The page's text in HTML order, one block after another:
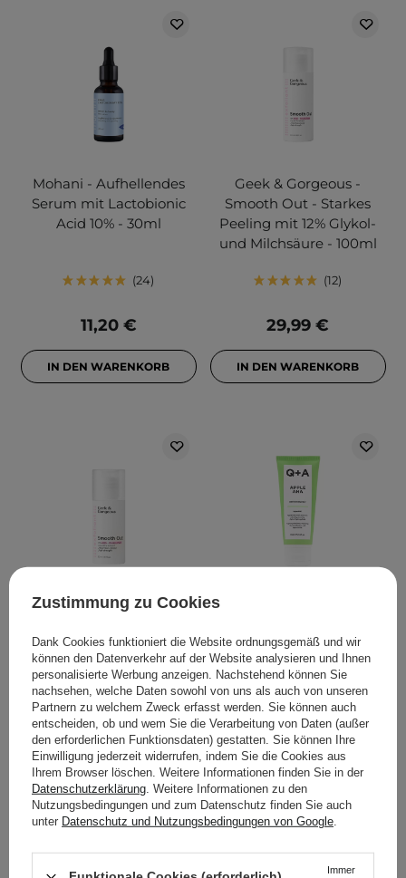
Mohani - Aufhellendes
Serum mit Lactobionic
Acid 10% - 30ml
24
11,20 €
IN DEN WARENKORB
Geek & Gorgeous -
Smooth Out - Starkes
Peeling mit 12% Glykol-
und Milchsäure - 100ml
12
29,99 €
IN DEN WARENKORB
Geek & Gorgeous -
Peeling mit 12 % Glykol-
und Milchsäure - 30 ml
12
11,95 €
IN DEN WARENKORB
Gel mit Apfelsäure - 75ml
8
9,95 €
IN DEN WARENKORB
Zustimmung zu Cookies
Dank Cookies funktioniert die Website ordnungsgemäß und wir
können den Datenverkehr auf der Website analysieren und Ihnen
personalisierte Werbung anzeigen. Nachstehend können Sie
nachsehen, welche Daten sowohl von uns als auch von unseren
Partnern zu welchem Zweck erfasst werden. Sie können auch
entscheiden, ob und wem Sie die Verarbeitung von Daten (außer
den erforderlichen Funktionsdaten) gestatten. Sie können Ihre
Einwilligung jederzeit widerrufen, indem Sie die Cookies aus
Ihrem Browser löschen. Weitere Informationen finden Sie in der
Datenschutzerklärung . Weitere Informationen zu den
Nutzungsbedingungen und zum Datenschutz finden Sie auch
unter Datenschutz und Nutzungsbedingungen von Google
Immer